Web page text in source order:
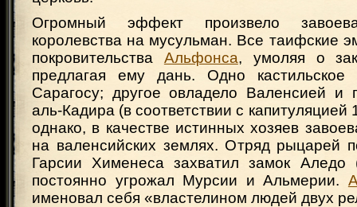
Огромный эффект произвело
королевства на мусульман. Все таифские
покровительства Альфонса, умоляя о
предлагая ему дань. Одно кастильское
Сарагосу; другое овладело Валенсией и
аль-Кадира (в соответствии с капитуляцией
однако, в качестве истинных хозяев
на валенсийских землях. Отряд рыцарей
Гарсии Хименеса захватил замок Аледо
постоянно угрожал Мурсии и Альмерии.
именовал себя «властелином людей двух